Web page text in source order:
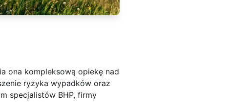
ona kompleksową opiekę nad
ryzyka wypadków oraz
specjalistów BHP, firmy